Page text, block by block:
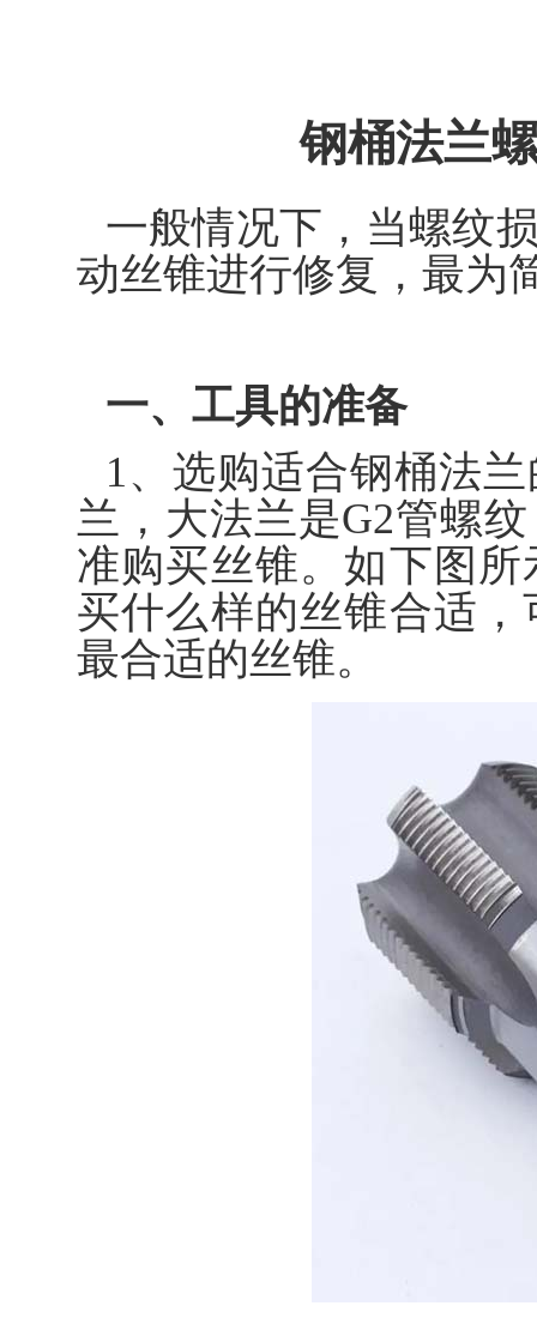
钢桶法兰
一般情况下，当螺纹
动丝锥进行修复，最为
一、工具的准备
1、选购适合钢桶法
兰，大法兰是G2管螺
准购买丝锥。如下图
买什么样的丝锥合适
最合适的丝锥。